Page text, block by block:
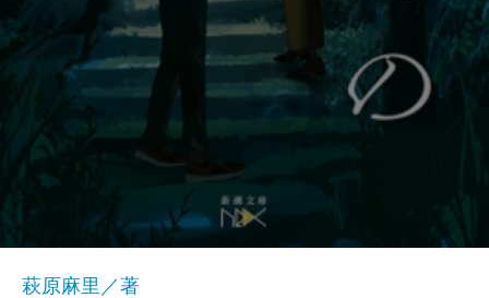
萩原麻里／著